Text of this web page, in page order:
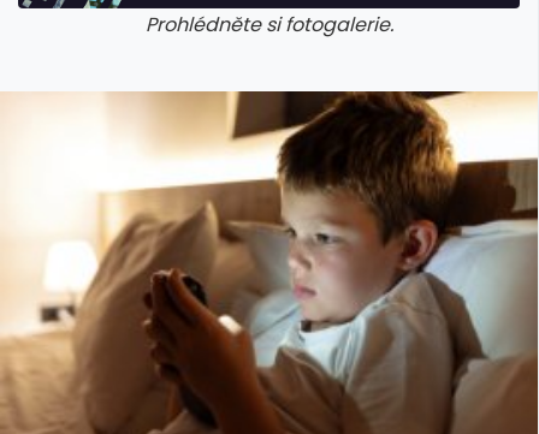
Prohlédněte si fotogalerie.